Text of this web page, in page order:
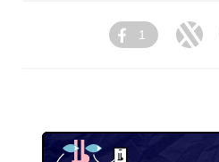
Facebook
1